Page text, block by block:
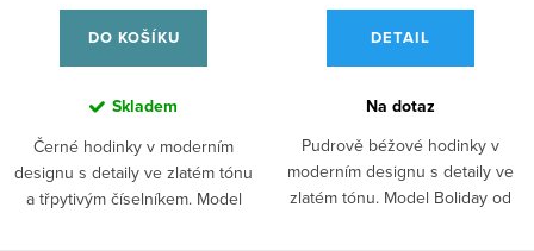
DO KOŠÍKU
Skladem
Černé hodinky v moderním
designu s detaily ve zlatém tónu
a třpytivým číselníkem. Model
DETAIL
Na dotaz
Pudrově béžové hodinky v
moderním designu s detaily ve
zlatém tónu. Model Boliday od